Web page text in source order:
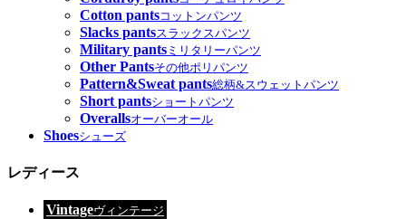
Cotton pantsコットンパンツ
Slacks pantsスラックスパンツ
Military pants ミリタリーパンツ
Other Pantsその他ポリパンツ
Pattern&Sweat pants総柄&スウェットパンツ
Short pantsショートパンツ
Overallsオーバーオール
Shoesシューズ
レディース
Vintageヴィンテージ